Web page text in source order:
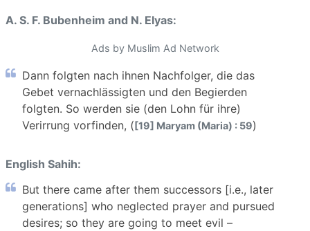
A. S. F. Bubenheim and N. Elyas:
Ads by Muslim Ad Network
Dann folgten nach ihnen Nachfolger, die das
Gebet vernachlässigten und den Begierden
folgten. So werden sie (den Lohn für ihre)
Verirrung vorfinden, ([19] Maryam (Maria) : 59)
English Sahih:
But there came after them successors [i.e., later
generations] who neglected prayer and pursued
desires; so they are going to meet evil –